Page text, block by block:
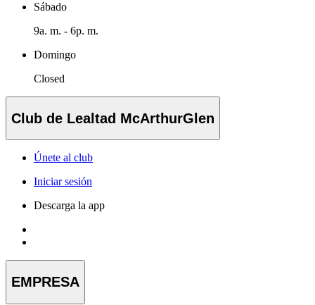
Sábado
9a. m. - 6p. m.
Domingo
Closed
Club de Lealtad McArthurGlen
Únete al club
Iniciar sesión
Descarga la app
EMPRESA